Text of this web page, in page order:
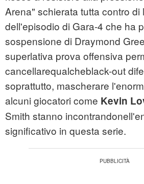
Arena" schierata tutta contro di
dell'episodio di Gara-4 che ha
sospensione di Draymond
superlativa prova offensiva
cancellarequalcheblack-out
soprattutto, mascherare
alcuni giocatori come Kevin
Smith stanno
significativo in questa serie.